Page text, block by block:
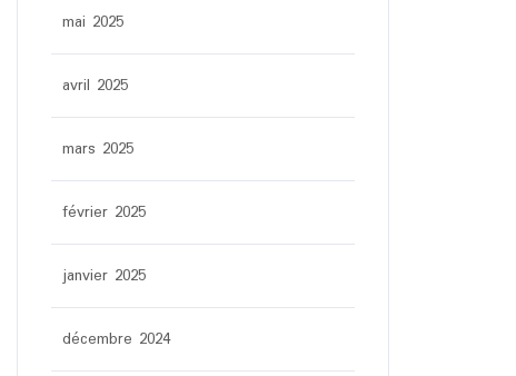
mai 2025
avril 2025
mars 2025
février 2025
janvier 2025
décembre 2024